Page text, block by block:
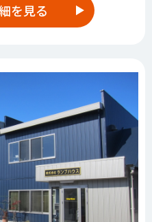
を見る